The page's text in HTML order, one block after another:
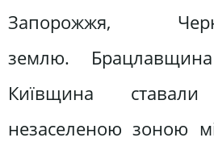
Запорожжя,
землю.
Київщина
незаселеною зоною